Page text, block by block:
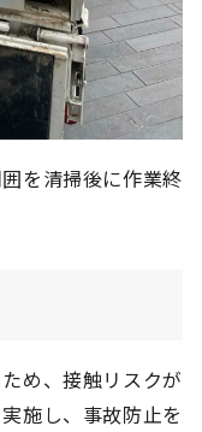
を清掃後に作業終
め、接触リスクが
施し、事故防止を